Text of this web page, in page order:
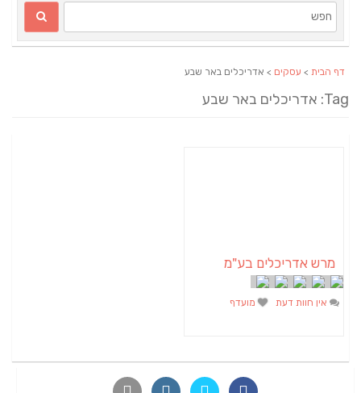
דף הבית > עסקים > אדריכלים באר שבע
Tag: אדריכלים באר שבע
מרש אדריכלים בע"מ
אין חוות דעת מועדף